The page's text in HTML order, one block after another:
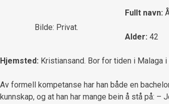
Bilde: Privat.
Fullt navn:
Alder: 42
Hjemsted: Kristiansand. Bor for tiden i Malaga
Av formell kompetanse har han både en
kunnskap, og at han har mange bein å stå på: